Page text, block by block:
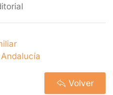
Volver